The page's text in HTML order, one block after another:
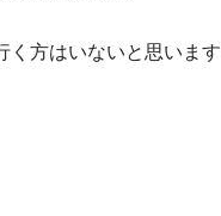
く方はいないと思います